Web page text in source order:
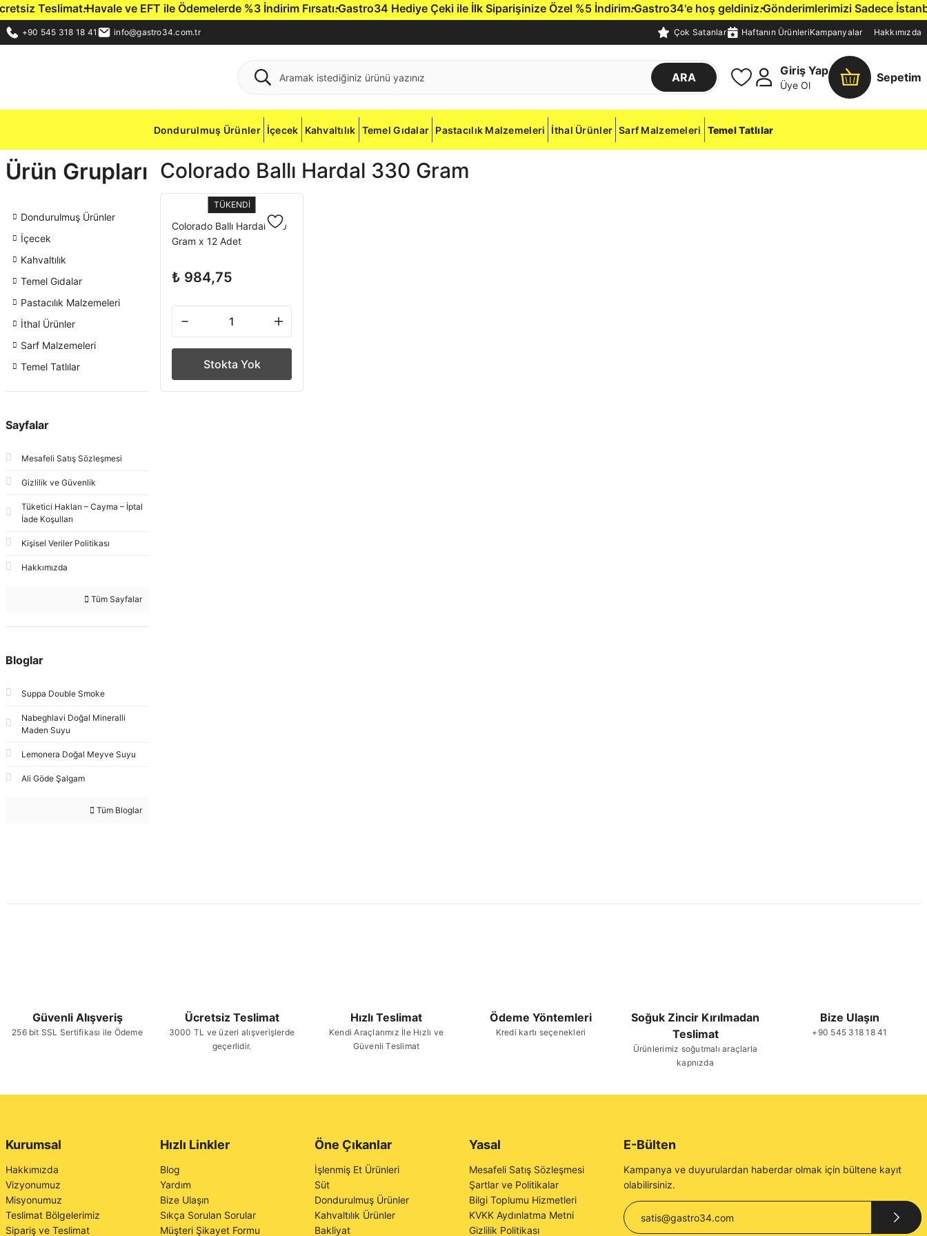
Teslimat.Havale ve EFT ile Ödemelerde %3 İndirim Fırsatı.Gastro34 Hediye Çeki ile İlk Siparişinize Özel %5 İndirim.Gastro34'e hoş geldiniz.Gönderimlerimizi Sadece İstanbul
+90 545 318 18 41 info@gastro34.com.tr Çok Satanlar Haftanın ÜrünleriKampanyalar Hakkımızda
ARA
Giriş Yap
Üye Ol
Sepetim
Dondurulmuş Ürünler İçecek Kahvaltılık Temel Gıdalar Pastacılık Malzemeleri İthal Ürünler Sarf Malzemeleri Temel Tatlılar
Ürün Grupları
Dondurulmuş Ürünler
İçecek
Kahvaltılık
Temel Gıdalar
Pastacılık Malzemeleri
İthal Ürünler
Sarf Malzemeleri
Temel Tatlılar
Sayfalar
Mesafeli Satış Sözleşmesi
Gizlilik ve Güvenlik
Tüketici Hakları – Cayma – İptal
İade Koşulları
Kişisel Veriler Politikası
Hakkımızda
Tüm Sayfalar
Bloglar
Suppa Double Smoke
Nabeghlavi Doğal Mineralli
Maden Suyu
Lemonera Doğal Meyve Suyu
Ali Göde Şalgam
Tüm Bloglar
Colorado Ballı Hardal 330 Gram
TÜKENDİ
Colorado Ballı Hardal 330
Gram x 12 Adet
₺ 984,75
Stokta Yok
Güvenli Alışveriş
256 bit SSL Sertifikası ile Ödeme
Ücretsiz Teslimat
3000 TL ve üzeri alışverişlerde
geçerlidir.
Hızlı Teslimat
Kendi Araçlarımız İle Hızlı ve
Güvenli Teslimat
Ödeme Yöntemleri
Kredi kartı seçenekleri
Soğuk Zincir Kırılmadan
Teslimat
Ürünlerimiz soğutmalı araçlarla
kapnızda
Bize Ulaşın
+90 545 318 18 41
Kurumsal
Hakkımızda
Vizyonumuz
Misyonumuz
Teslimat Bölgelerimiz
Sipariş ve Teslimat
Hızlı Linkler
Blog
Yardım
Bize Ulaşın
Sıkça Sorulan Sorular
Müşteri Şikayet Formu
Öne Çıkanlar
İşlenmiş Et Ürünleri
Süt
Dondurulmuş Ürünler
Kahvaltılık Ürünler
Bakliyat
Yasal
Mesafeli Satış Sözleşmesi
Şartlar ve Politikalar
Bilgi Toplumu Hizmetleri
KVKK Aydınlatma Metni
Gizlilik Politikası
E-Bülten
Kampanya ve duyurulardan haberdar olmak için bültene kayıt
olabilirsiniz.